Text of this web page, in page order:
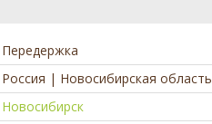
Передержка
Россия | Новосибирская область
Новосибирск